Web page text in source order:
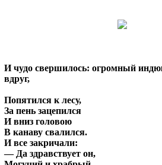
И чудо свершилось: огромный
вдруг,
Попятился к лесу,
За пень зацепился
И вниз головою
В канаву свалился.
И все закричали:
— Да здравствует он,